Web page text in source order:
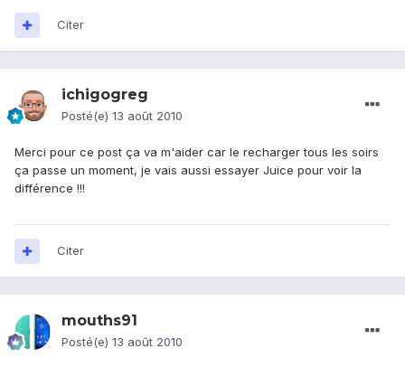
Citer
ichigogreg
Posté(e) 13 août 2010
Merci pour ce post ça va m'aider car le recharger tous les soirs
ça passe un moment, je vais aussi essayer Juice pour voir la
différence !!!
Citer
mouths91
Posté(e) 13 août 2010